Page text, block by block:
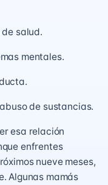
salud.
mentales.
de sustancias.
esa relación
enfrentes
nueve meses,
Algunas mamás